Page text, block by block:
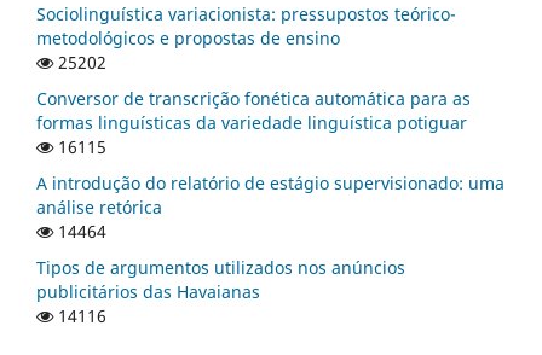
Sociolinguística variacionista: pressupostos teórico-
metodológicos e propostas de ensino
25202
Conversor de transcrição fonética automática para as
formas linguísticas da variedade linguística potiguar
16115
A introdução do relatório de estágio supervisionado: uma
análise retórica
14464
Tipos de argumentos utilizados nos anúncios
publicitários das Havaianas
14116